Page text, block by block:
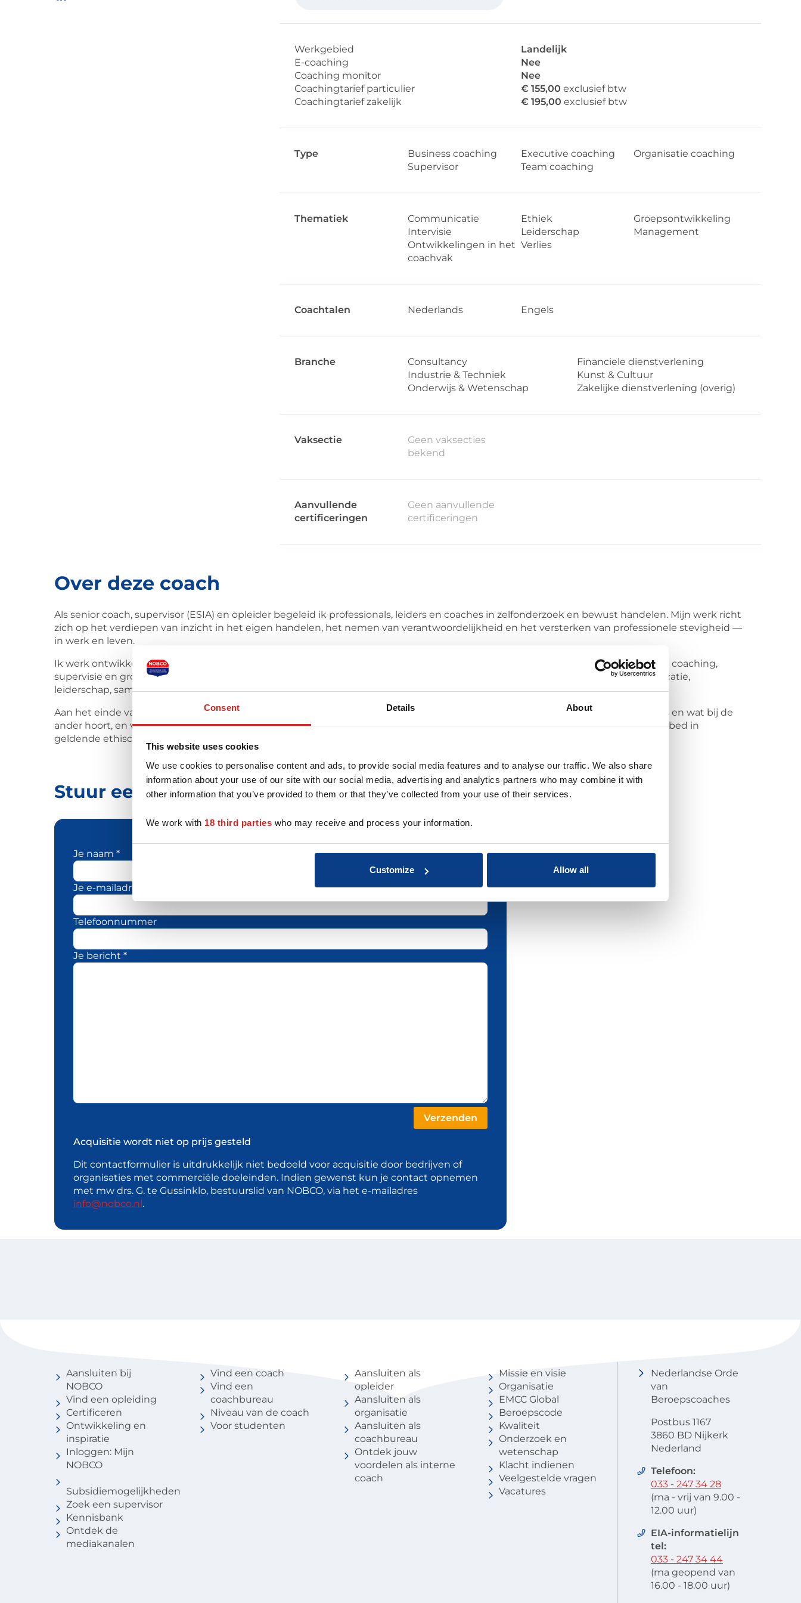
Consent Details About
This website uses cookies
We use cookies to personalise content and ads, to provide social media features and to analyse our traffic. We also share
information about your use of our site with our social media, advertising and analytics partners who may combine it with
other information that you’ve provided to them or that they’ve collected from your use of their services.
We work with 18 third parties who may receive and process your information.
Customize Allow all
Werkgebied
Landelijk
E-coaching
Nee
Coaching monitor
Nee
Coachingtarief particulier
€ 155,00 exclusief btw
Coachingtarief zakelijk
€ 195,00 exclusief btw
Type Business coaching Executive coaching
Organisatie coaching
Supervisor
Team coaching
Thematiek Communicatie Ethiek
Groepsontwikkeling
Intervisie
Leiderschap
Management
Ontwikkelingen in het
coachvak
Verlies
Coachtalen Nederlands Engels
Branche Consultancy
Financiele dienstverlening
Industrie & Techniek
Kunst & Cultuur
Onderwijs & Wetenschap
Zakelijke dienstverlening (overig)
Vaksectie
Geen vaksecties
bekend
Aanvullende
certificeringen
Geen aanvullende
certificeringen
Over deze coach
Als senior coach, supervisor (ESIA) en opleider begeleid ik professionals, leiders en coaches in zelfonderzoek en bewust handelen. Mijn werk richt
zich op het verdiepen van inzicht in het eigen handelen, het nemen van verantwoordelijkheid en het versterken van professionele stevigheid —
in werk en leven.
Ik werk ontwikkelingsgericht en onderzoekend, met aandacht voor zowel de persoon als de context waarin deze functioneert. In coaching,
supervisie en groepssupervisie staat het zorgvuldig onderzoeken van professionele vraagstukken centraal, waaronder communicatie,
leiderschap, samenwerking en ethiek.
Aan het einde van een traject weten cliënten beter wie zij zijn en waar zij voor staan. Zij kunnen onderscheiden wat van henzelf is en wat bij de
ander hoort, en verhouden zich daardoor helderder en steviger tot anderen. Mijn begeleiding is zorgvuldig, professioneel en ingebed in
geldende ethische kaders.
Stuur een bericht naar deze coach
Je naam *
Je e-mailadres *
Telefoonnummer
Je bericht *
Acquisitie wordt niet op prijs gesteld
Dit contactformulier is uitdrukkelijk niet bedoeld voor acquisitie door bedrijven of
organisaties met commerciële doeleinden. Indien gewenst kun je contact opnemen
met mw drs. G. te Gussinklo, bestuurslid van NOBCO, via het e-mailadres
info@nobco.nl .
Aansluiten bij
NOBCO
Vind een opleiding
Certificeren
Ontwikkeling en
inspiratie
Inloggen: Mijn
NOBCO
Subsidiemogelijkheden
Zoek een supervisor
Kennisbank
Ontdek de
mediakanalen
Vind een coach
Vind een
coachbureau
Niveau van de coach
Voor studenten
Aansluiten als
opleider
Aansluiten als
organisatie
Aansluiten als
coachbureau
Ontdek jouw
voordelen als interne
coach
Missie en visie
Organisatie
EMCC Global
Beroepscode
Kwaliteit
Onderzoek en
wetenschap
Klacht indienen
Veelgestelde vragen
Vacatures
Nederlandse Orde
van
Beroepscoaches
Postbus 1167
3860 BD Nijkerk
Nederland
Telefoon:
033 - 247 34 28
(ma - vrij van 9.00 -
12.00 uur)
EIA-informatielijn
tel:
033 - 247 34 44
(ma geopend van
16.00 - 18.00 uur)